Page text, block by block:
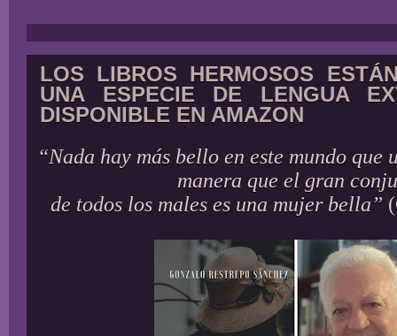
LOS LIBROS HERMOSOS
UNA ESPECIE DE LENGUA
DISPONIBLE EN AMAZON
“Nada hay más bello en este mundo que
manera que el gran
de todos los males es una mujer bella”